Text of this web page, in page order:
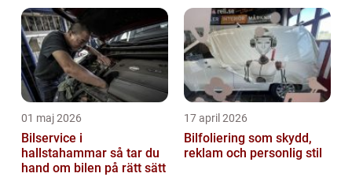
01 maj 2026
Bilservice i
hallstahammar så tar du
hand om bilen på rätt sätt
17 april 2026
Bilfoliering som skydd,
reklam och personlig stil